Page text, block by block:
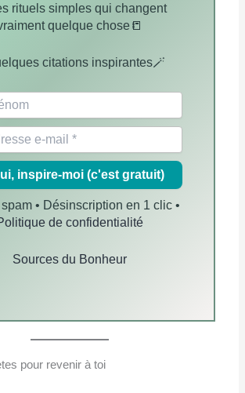
rituels simples qui changent
quelque chose📒
citations inspirantes🪄
• Désinscription en 1 clic •
de confidentialité
Sources du Bonheur
pour revenir à toi